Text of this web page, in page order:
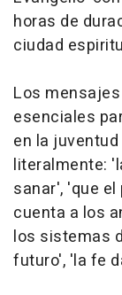
horas de
ciudad
Los
esenciales
en la
literalmente:
sanar', 'que
cuenta a los
los sistemas
futuro', 'la fe